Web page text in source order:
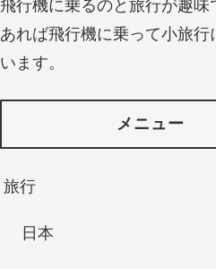
飛行機に乗るのと旅行が趣味
あれば飛行機に乗って小旅行
います。
メニュー
旅行
日本